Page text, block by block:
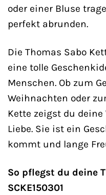
oder einer Bluse
perfekt abrunden.
Die Thomas Sabo
eine tolle
Menschen. Ob zum
Weihnachten oder
Kette zeigst du
Liebe. Sie ist ein
kommt und lange
So pflegst du deine
SCKE150301